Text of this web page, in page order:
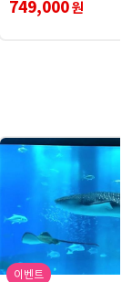
749,000원
이벤트